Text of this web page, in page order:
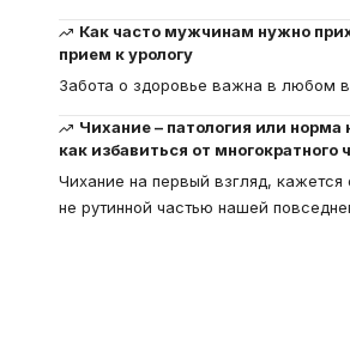
Как часто мужчинам нужно
прием к урологу
Забота о здоровье важна в любом
Чихание – патология или
как избавиться от многократного
Чихание на первый взгляд, кажется
не рутинной частью нашей